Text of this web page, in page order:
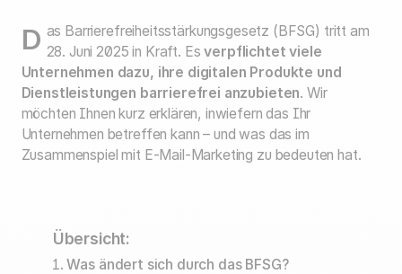
Das Barrierefreiheitsstärkungsgesetz (BFSG) tritt am 28. Juni 2025 in Kraft. Es verpflichtet viele
Unternehmen dazu, ihre digitalen Produkte und
Dienstleistungen barrierefrei anzubieten. Wir
möchten Ihnen kurz erklären, inwiefern das Ihr
Unternehmen betreffen kann – und was das im
Zusammenspiel mit E-Mail-Marketing zu bedeuten hat.
Übersicht:
Was ändert sich durch das BFSG?